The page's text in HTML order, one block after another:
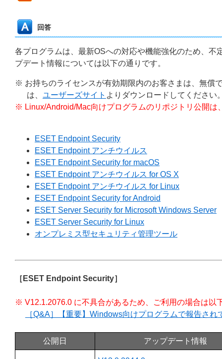
回答
各プログラムは、最新OSへの対応や機能強化のため、
プデート情報については以下の通りです。
※ お持ちのライセンスが有効期限内のお客さまは、無償
は、 ユーザーズサイト よりダウンロードしてください
※ Linux/Android/Mac向けプログラムのリポジトリ公開
ESET Endpoint Security
ESET Endpoint アンチウイルス
ESET Endpoint Security for macOS
ESET Endpoint アンチウイルス for OS X
ESET Endpoint アンチウイルス for Linux
ESET Endpoint Security for Android
ESET Server Security for Microsoft Windows Server
ESET Server Security for Linux
オンプレミス型セキュリティ管理ツール
［ESET Endpoint Security］
※ V12.1.2076.0 に不具合があるため、ご利用の場合は以
［Q&A］【重要】Windows向けプログラムで報告さ
公開日 アップデート情報